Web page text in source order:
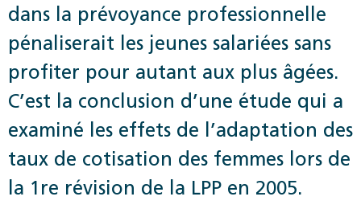
dans la prévoyance professionnelle
pénaliserait les jeunes salariées sans
profiter pour autant aux plus âgées.
C’est la conclusion d’une étude qui a
examiné les effets de l’adaptation des
taux de cotisation des femmes lors de
la 1re révision de la LPP en 2005.